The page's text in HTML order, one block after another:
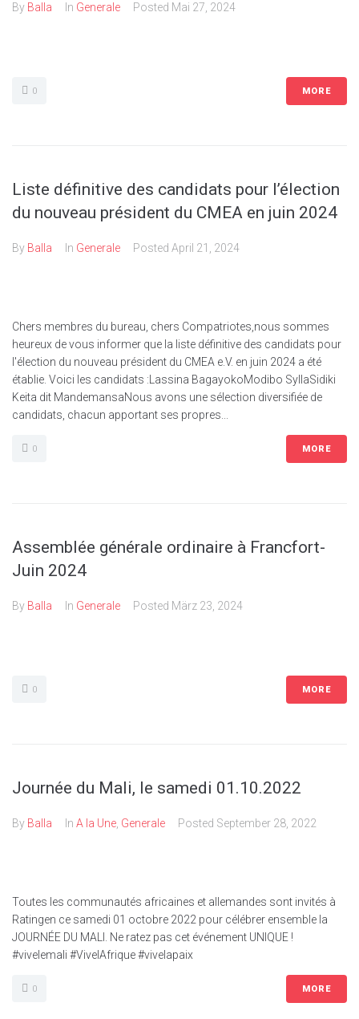
By Balla In Generale Posted Mai 27, 2024
0 MORE
Liste définitive des candidats pour l’élection
du nouveau président du CMEA en juin 2024
By Balla In Generale Posted April 21, 2024
Chers membres du bureau, chers Compatriotes,nous sommes
heureux de vous informer que la liste définitive des candidats pour
l'élection du nouveau président du CMEA e.V. en juin 2024 a été
établie. Voici les candidats :Lassina BagayokoModibo SyllaSidiki
Keita dit MandemansaNous avons une sélection diversifiée de
candidats, chacun apportant ses propres...
0 MORE
Assemblée générale ordinaire à Francfort-
Juin 2024
By Balla In Generale Posted März 23, 2024
0 MORE
Journée du Mali, le samedi 01.10.2022
By Balla In A la Une Generale Posted September 28, 2022
Toutes les communautés africaines et allemandes sont invités à
Ratingen ce samedi 01 octobre 2022 pour célébrer ensemble la
JOURNÉE DU MALI. Ne ratez pas cet événement UNIQUE !
#vivelemali #VivelAfrique #vivelapaix
0 MORE